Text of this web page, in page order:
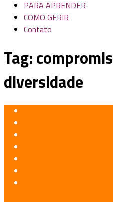
PARA APRENDER
COMO GERIR
Contato
Tag:
diversidade